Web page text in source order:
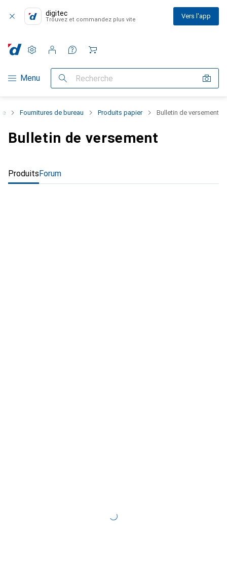
digitec
Trouvez et commandez plus vite Vers l'app
Navigation par catégorie
Menu Recherche
Paramètres
Compte client
Listes de comparaison
Listes d'envies
Panier
Fournitures de bureau Produits papier Bulletin de versement
Bulletin de versement
ProduitsForum